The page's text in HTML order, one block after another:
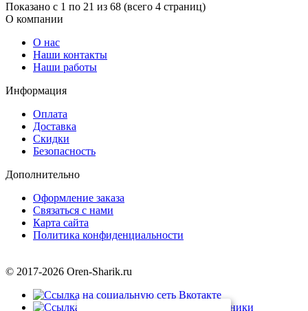
Показано с 1 по 21 из 68 (всего 4 страниц)
О компании
О нас
Наши контакты
Наши работы
Информация
Оплата
Доставка
Скидки
Безопасность
Дополнительно
Оформление заказа
Связаться с нами
Карта сайта
Политика конфиденциальности
© 2017-2026 Oren-Sharik.ru